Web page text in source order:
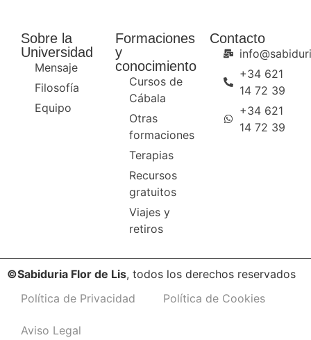
Sobre la
Universidad
Mensaje
Filosofía
Equipo
Formaciones
y
conocimiento
Cursos de
Cábala
Otras
formaciones
Terapias
Recursos
gratuitos
Viajes y
retiros
Contacto
+34 621
14 72 39
+34 621
14 72 39
©Sabiduria Flor de Lis, todos los derechos reservados
Política de Privacidad
Política de Cookies
Aviso Legal